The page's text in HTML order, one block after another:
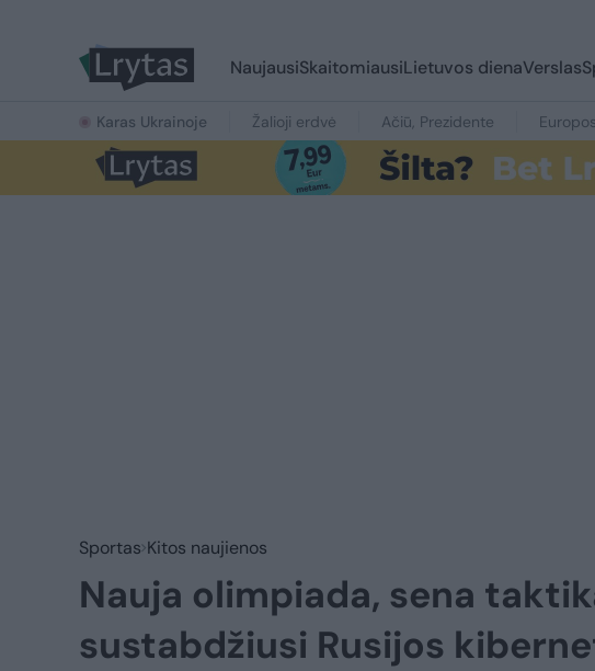
NaujausiSkaitomiausiLietuvos dienaVerslas
Karas Ukrainoje Žalioji erdvė Ačiū, Prezidente
Sportas Kitos naujienos
Nauja olimpiada, sena
sustabdžiusi Rusijos